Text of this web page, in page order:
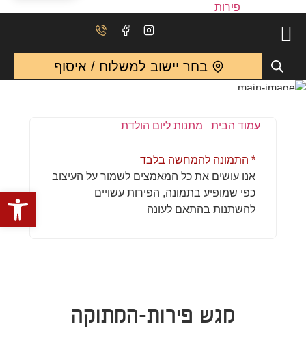
בחר יישוב למשלוח / איסוף
עמוד הבית מתנות ליום הולדת
* התמונה להמחשה בלבד
אנו עושים את כל המאמצים לשמור על העיצוב
כפי שמופיע בתמונה, הפירות עשויים
להשתנות בהתאם לעונה
מגש פירות-המתוקה